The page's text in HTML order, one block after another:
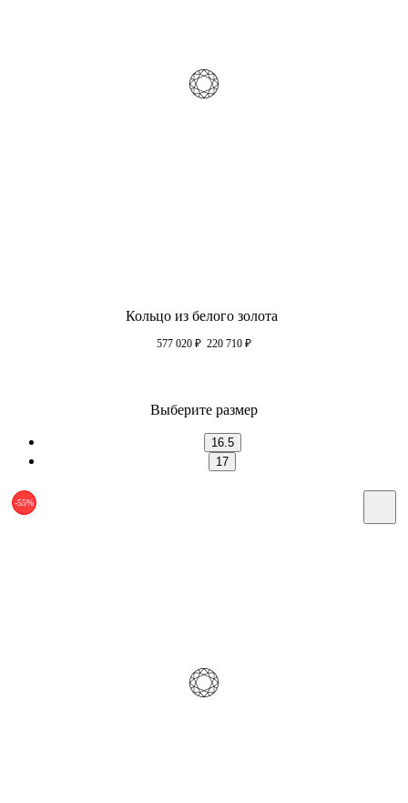
Кольцо из белого золота
577 020 ₽ 220 710 ₽
Выберите размер
16.5
17
-55%